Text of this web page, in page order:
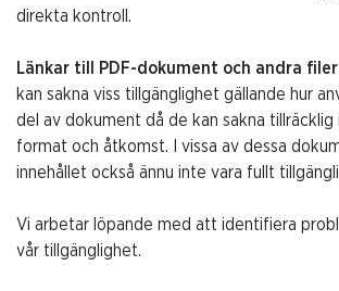
direkta kontroll.
Länkar till PDF-dokument och andra
kan sakna viss tillgänglighet gällande hur
del av dokument då de kan sakna
format och åtkomst. I vissa av dessa
innehållet också ännu inte vara fullt
Vi arbetar löpande med att identifiera
vår tillgänglighet.